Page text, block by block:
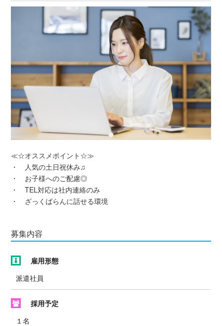
≪☆オススメポイント☆≫
・ 人気の土日祝休み♫
・ お子様へのご配慮◎
・ TEL対応は社内連絡のみ
・ ざっくばらんに話せる環境
募集内容
雇用形態
派遣社員
採用予定
１名